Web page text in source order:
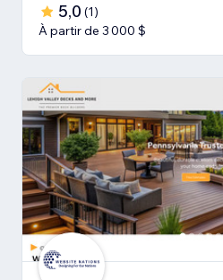
5,0 (1)
À partir de 3 000 $